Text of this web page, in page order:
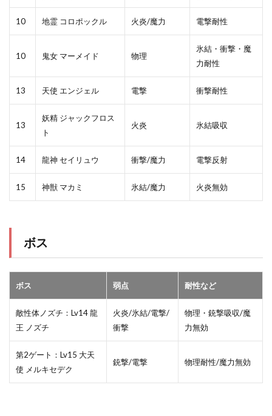
10 地霊 コロポックル 火炎/魔力 電撃耐性
10 鬼女 マーメイド 物理
氷結・衝撃・魔
力耐性
13 天使 エンジェル 電撃 衝撃耐性
13
妖精 ジャックフロス
ト
火炎 氷結吸収
14 龍神 セイリュウ 衝撃/魔力 電撃反射
15 神獣 マカミ 氷結/魔力 火炎無効
ボス
ボス 弱点 耐性など
敵性体ノズチ：Lv14 龍
王 ノズチ
火炎/氷結/電撃/
衝撃
物理・銃撃吸収/魔
力無効
第2ゲート：Lv15 大天
使 メルキセデク
銃撃/電撃 物理耐性/魔力無効